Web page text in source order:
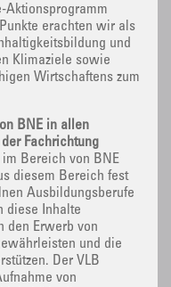
Aktionsprogramm
erachten wir als
und
Klimaziele sowie
Wirtschaftens zum
BNE in allen
Fachrichtung
Bereich von BNE
diesem Bereich fest
Ausbildungsberufe
diese Inhalte
den Erwerb von
und die
Der VLB
von